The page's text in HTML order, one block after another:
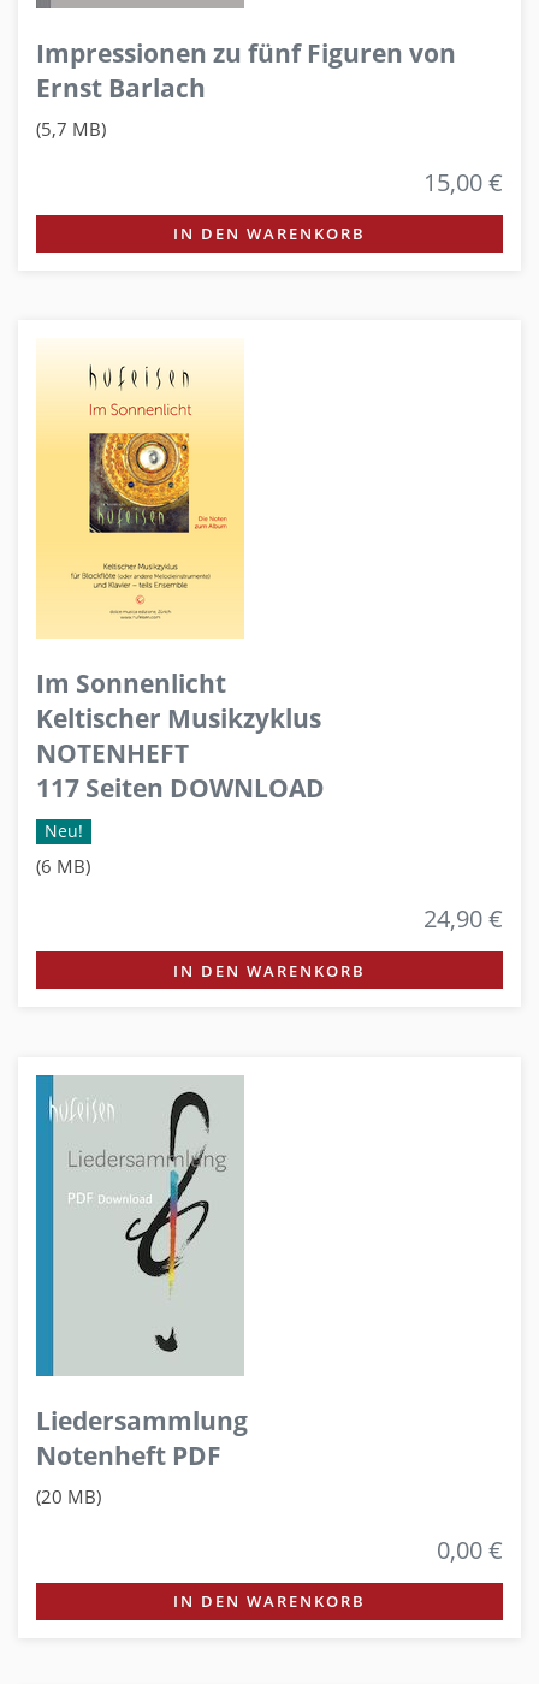
Impressionen zu fünf Figuren von
Ernst Barlach
(5,7 MB)
15,00 €
IN DEN WARENKORB
Im Sonnenlicht
Keltischer Musikzyklus
NOTENHEFT
117 Seiten DOWNLOAD
Neu!
(6 MB)
24,90 €
IN DEN WARENKORB
Liedersammlung
Notenheft PDF
(20 MB)
0,00 €
IN DEN WARENKORB